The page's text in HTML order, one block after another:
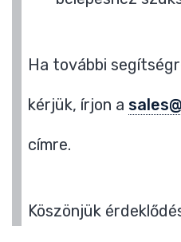
Ha további
kérjük, írjon a
címre.
Köszönjük